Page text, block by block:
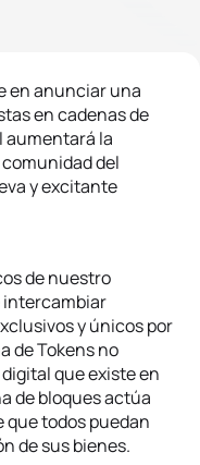
en anunciar una
en cadenas de
aumentará la
del
y excitante
de nuestro
intercambiar
y únicos por
de Tokens no
que existe en
de bloques actúa
todos puedan
de sus bienes.